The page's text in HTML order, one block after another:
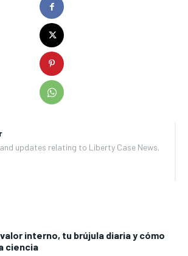
updates relating to Liberty Case News.
interno, tu brújula diaria y cómo
ciencia